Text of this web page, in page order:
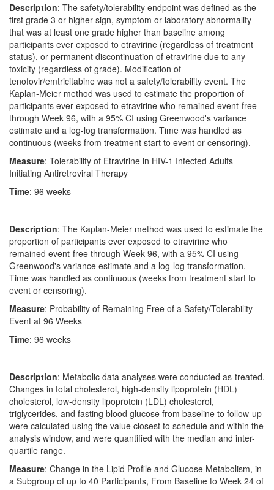
Description: The safety/tolerability endpoint was defined as the
first grade 3 or higher sign, symptom or laboratory abnormality
that was at least one grade higher than baseline among
participants ever exposed to etravirine (regardless of treatment
status), or permanent discontinuation of etravirine due to any
toxicity (regardless of grade). Modification of
tenofovir/emtricitabine was not a safety/tolerability event. The
Kaplan-Meier method was used to estimate the proportion of
participants ever exposed to etravirine who remained event-free
through Week 96, with a 95% CI using Greenwood's variance
estimate and a log-log transformation. Time was handled as
continuous (weeks from treatment start to event or censoring).
Measure: Tolerability of Etravirine in HIV-1 Infected Adults
Initiating Antiretroviral Therapy
Time: 96 weeks
Description: The Kaplan-Meier method was used to estimate the
proportion of participants ever exposed to etravirine who
remained event-free through Week 96, with a 95% CI using
Greenwood's variance estimate and a log-log transformation.
Time was handled as continuous (weeks from treatment start to
event or censoring).
Measure: Probability of Remaining Free of a Safety/Tolerability
Event at 96 Weeks
Time: 96 weeks
Description: Metabolic data analyses were conducted as-treated.
Changes in total cholesterol, high-density lipoprotein (HDL)
cholesterol, low-density lipoprotein (LDL) cholesterol,
triglycerides, and fasting blood glucose from baseline to follow-up
were calculated using the value closest to schedule and within the
analysis window, and were quantified with the median and inter-
quartile range.
Measure: Change in the Lipid Profile and Glucose Metabolism, in
a Subgroup of up to 40 Participants, From Baseline to Week 24 of